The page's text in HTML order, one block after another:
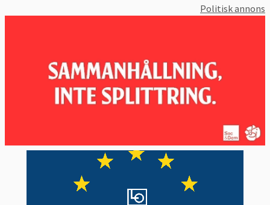
Politisk annons